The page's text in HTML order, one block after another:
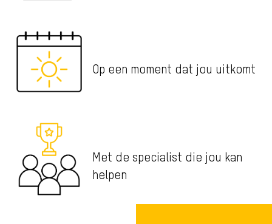
Op een moment dat jou uitkomt
Met de specialist die jou kan
helpen